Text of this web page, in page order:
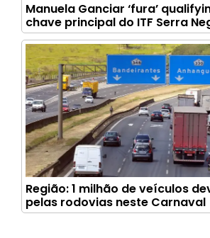
Manuela Ganciar ‘fura’
chave principal do ITF Serra
Região: 1 milhão de veículos
pelas rodovias neste Carnaval